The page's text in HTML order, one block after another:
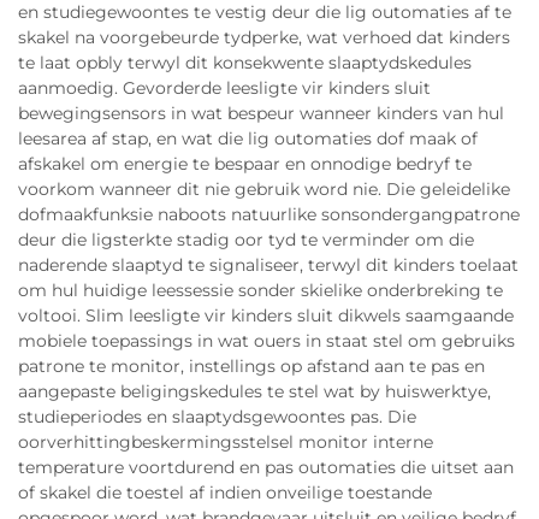
en studiegewoontes te vestig deur die lig outomaties af te
skakel na voorgebeurde tydperke, wat verhoed dat kinders
te laat opbly terwyl dit konsekwente slaaptydskedules
aanmoedig. Gevorderde leesligte vir kinders sluit
bewegingsensors in wat bespeur wanneer kinders van hul
leesarea af stap, en wat die lig outomaties dof maak of
afskakel om energie te bespaar en onnodige bedryf te
voorkom wanneer dit nie gebruik word nie. Die geleidelike
dofmaakfunksie naboots natuurlike sonsondergangpatrone
deur die ligsterkte stadig oor tyd te verminder om die
naderende slaaptyd te signaliseer, terwyl dit kinders toelaat
om hul huidige leessessie sonder skielike onderbreking te
voltooi. Slim leesligte vir kinders sluit dikwels saamgaande
mobiele toepassings in wat ouers in staat stel om gebruiks
patrone te monitor, instellings op afstand aan te pas en
aangepaste beligingskedules te stel wat by huiswerktye,
studieperiodes en slaaptydsgewoontes pas. Die
oorverhittingbeskermingsstelsel monitor interne
temperature voortdurend en pas outomaties die uitset aan
of skakel die toestel af indien onveilige toestande